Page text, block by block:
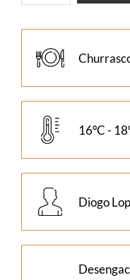
Gabriel
Tinto
16ºC -
Diogo